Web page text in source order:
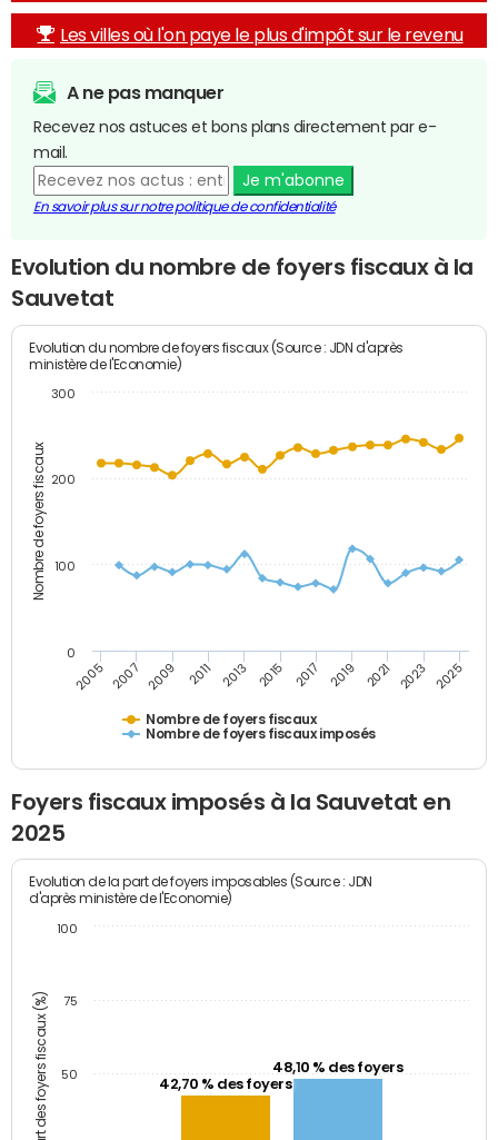
Les villes où l'on paye le plus d'impôt sur le revenu
A ne pas manquer
Recevez nos astuces et bons plans directement par e-
mail.
Je m'abonne
En savoir plus sur notre politique de confidentialité
Evolution du nombre de foyers fiscaux à la
Sauvetat
Nombre de foyers fiscaux
Evolution du nombre de foyers fiscaux (Source : JDN d'après
ministère de l'Economie)
Nombre de foyers fiscaux
Nombre de foyers fiscaux imposés
2005 2007 2009 2011 2013 2015 2017 2019 2021 2023 2025
0
100
200
300
Foyers fiscaux imposés à la Sauvetat en
2025
Part des foyers fiscaux (%)
Evolution de la part de foyers imposables (Source : JDN
d'après ministère de l'Economie)
42,70 % des foyers
48,10 % des foyers
50
75
100